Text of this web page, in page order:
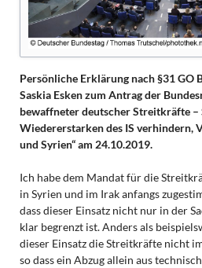
Persönliche Erklärung nach §31 GO
Saskia Eskenzum Antrag der
bewaffneter deutscher Streitkräfte –
Wiedererstarken des IS verhindern,
und Syrien“ am 24.10.2019.
Ich habe dem Mandat für die
in Syrien und im Irak anfangs
dass dieser Einsatz nicht nur in der
klar begrenzt ist. Anders als
dieser Einsatz die Streitkräfte nicht
so dass ein Abzug allein aus